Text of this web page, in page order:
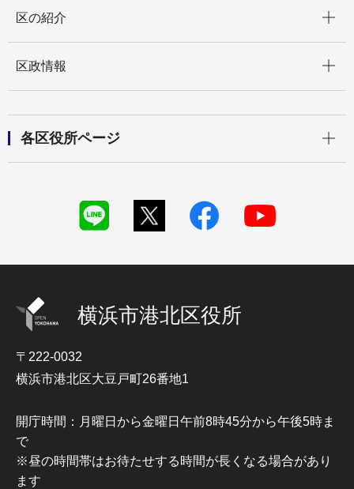
区の紹介
区政情報
各区役所ページ
横浜市港北区役所
〒222-0032
横浜市港北区大豆戸町26番地1
開庁時間：月曜日から金曜日午前8時45分から午後5時ま
で
※昼の時間帯はお待たせする時間が長くなる場合があり
ます